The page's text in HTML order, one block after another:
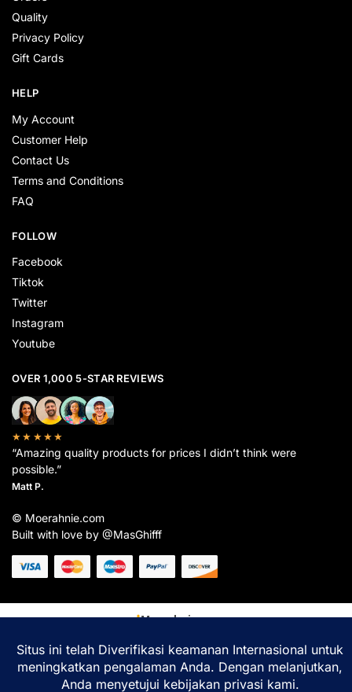
Quality
Privacy Policy
Gift Cards
HELP
My Account
Customer Help
Contact Us
Terms and Conditions
FAQ
FOLLOW
Facebook
Tiktok
Twitter
Instagram
Youtube
OVER 1,000 5-STAR REVIEWS
★★★★★
“Amazing quality products for prices I didn’t think were
possible.”
Matt P.
© Moerahnie.com
Built with love by @MasGhifff
Moerahnie.com
pengalaman belanja terbaik Anda.